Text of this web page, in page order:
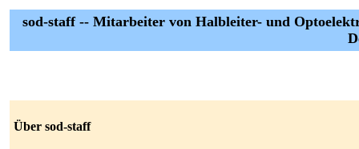
sod-staff -- Mitarbeiter von Halbleiter- und
Über sod-staff